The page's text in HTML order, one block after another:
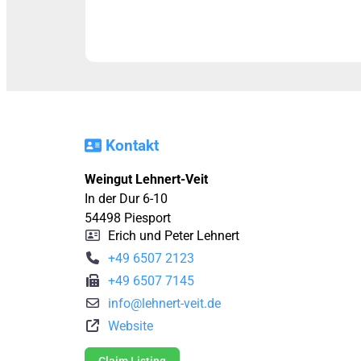
Kontakt
Weingut Lehnert-Veit
In der Dur 6-10
54498 Piesport
Erich und Peter Lehnert
+49 6507 2123
+49 6507 7145
info@lehnert-veit.de
Website